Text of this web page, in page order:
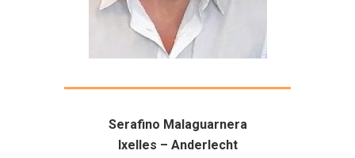
Serafino Malaguarnera
Ixelles – Anderlecht